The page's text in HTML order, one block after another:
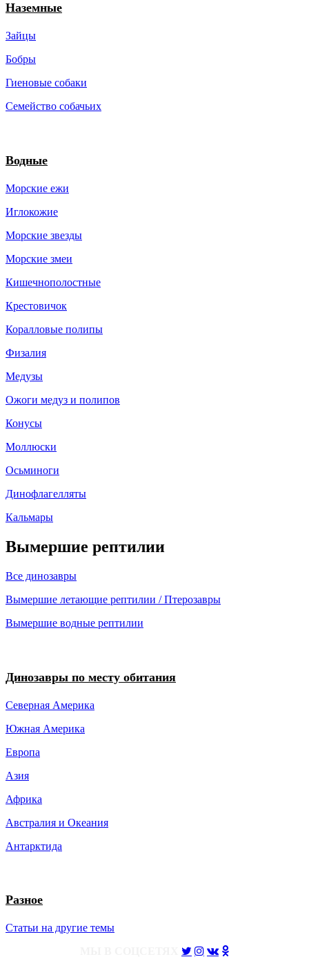
Наземные
Зайцы
Бобры
Гиеновые собаки
Семейство собачьих
Водные
Морские ежи
Иглокожие
Морские звезды
Морские змеи
Кишечнополостные
Крестовичок
Коралловые полипы
Физалия
Медузы
Ожоги медуз и полипов
Конусы
Моллюски
Осьминоги
Динофлагелляты
Кальмары
Вымершие рептилии
Все динозавры
Вымершие летающие рептилии / Птерозавры
Вымершие водные рептилии
Динозавры по месту обитания
Северная Америка
Южная Америка
Европа
Азия
Африка
Австралия и Океания
Антарктида
Разное
Статьи на другие темы